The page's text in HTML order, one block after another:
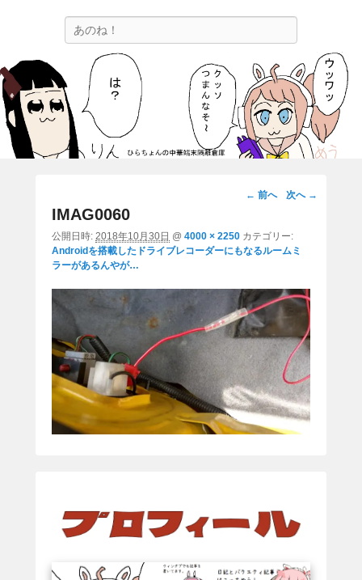
ひらちょんの中華端末隔離倉庫
ほたがページ上部にある検索バーを消してくれたサイトです。
画
ビ
シ
ョ
ン
← 前へ 次へ →
IMAG0060
公開日時: 2018年10月30日 @ 4000 × 2250 カテゴリー:
Androidを搭載したドライブレコーダーにもなるルームミ
ラーがあるんやが…